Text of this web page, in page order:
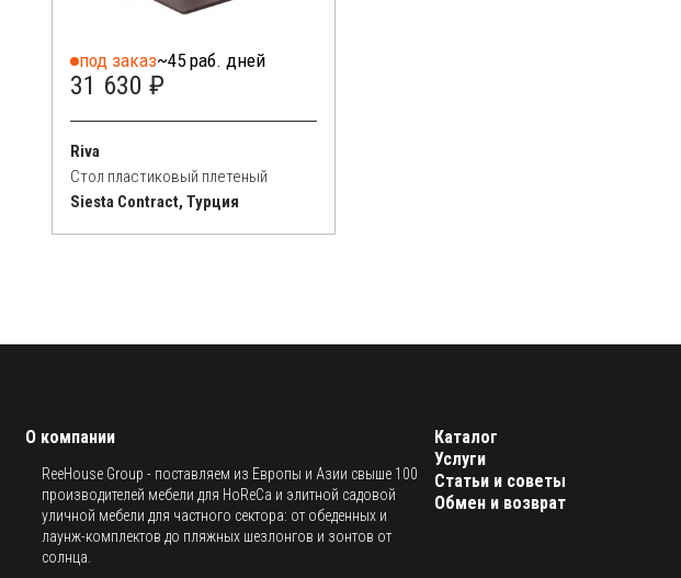
под заказ~45 раб. дней
31 630 ₽
Riva
Стол пластиковый плетеный
Siesta Contract, Турция
О компании
ReeHouse Group - поставляем из Европы и Азии свыше 100
производителей мебели для HoReCa и элитной садовой
уличной мебели для частного сектора: от обеденных и
лаунж-комплектов до пляжных шезлонгов и зонтов от
солнца.
Каталог
Услуги
Статьи и советы
Обмен и возврат